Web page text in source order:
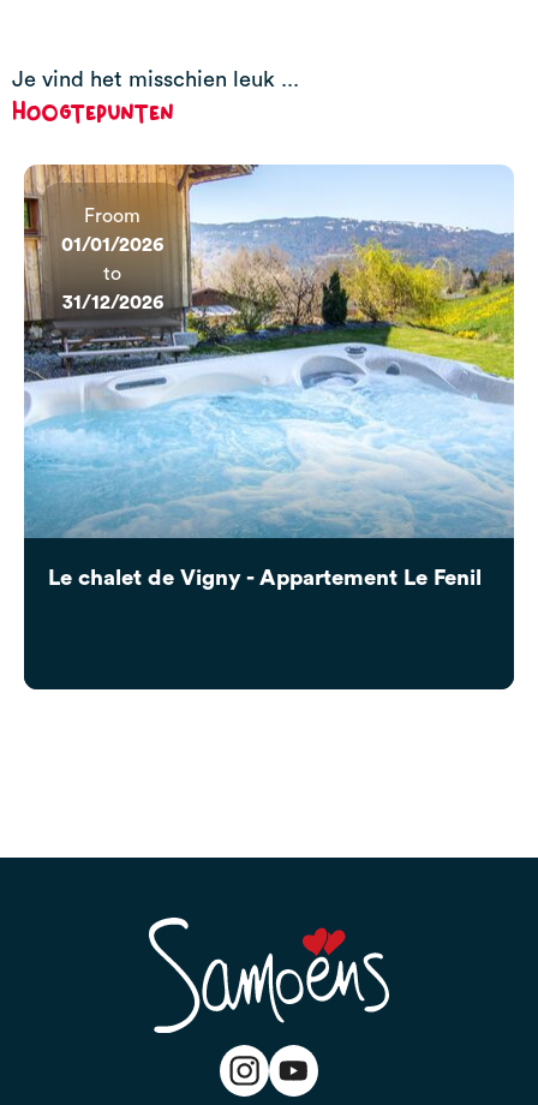
Je vind het misschien leuk ...
Hoogtepunten
Froom
01/01/2026
to
31/12/2026
Le chalet de Vigny - Appartement Le Fenil